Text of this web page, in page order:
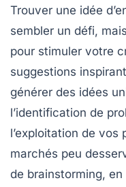
Trouver une idée
sembler un défi,
pour stimuler votre
suggestions
générer des idées
l’identification de
l’exploitation de vos
marchés peu
de brainstorming,